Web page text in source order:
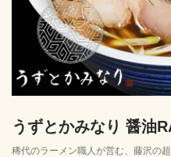
うずとかみなり 醤油
稀代のラーメン職人が営む、藤沢の